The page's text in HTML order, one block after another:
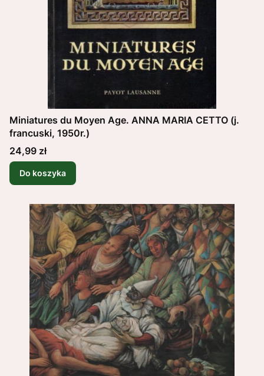
Miniatures du Moyen Age. ANNA MARIA CETTO (j.
francuski, 1950r.)
Cena
24,99 zł
Do koszyka